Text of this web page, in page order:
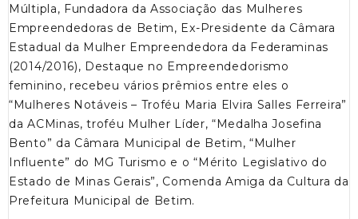
Múltipla, Fundadora da Associação das Mulheres
Empreendedoras de Betim, Ex-Presidente da Câmara
Estadual da Mulher Empreendedora da Federaminas
(2014/2016), Destaque no Empreendedorismo
feminino, recebeu vários prêmios entre eles o
“Mulheres Notáveis – Troféu Maria Elvira Salles Ferreira”
da ACMinas, troféu Mulher Líder, “Medalha Josefina
Bento” da Câmara Municipal de Betim, “Mulher
Influente” do MG Turismo e o “Mérito Legislativo do
Estado de Minas Gerais”, Comenda Amiga da Cultura da
Prefeitura Municipal de Betim.